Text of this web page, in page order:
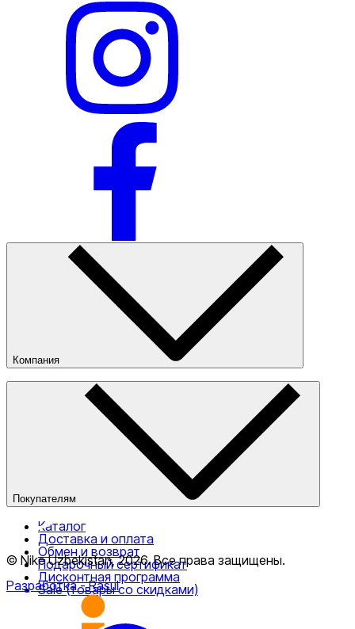
Компания
О компании
Наши магазины
Публичная оферта
Покупателям
Каталог
Доставка и оплата
Обмен и возврат
Подарочный сертификат
Дисконтная программа
Sale (товары со скидками)
© Nike Uzbekistan,2026.Все права защищены.
Разработка- Rasul